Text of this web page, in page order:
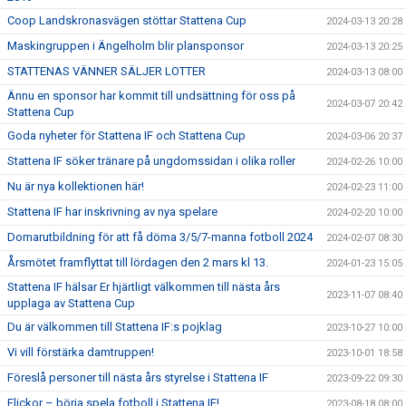
Coop Landskronasvägen stöttar Stattena Cup
2024-03-13 20:28
Maskingruppen i Ängelholm blir plansponsor 2024-03-13 20:25
STATTENAS VÄNNER SÄLJER LOTTER 2024-03-13 08:00
Ännu en sponsor har kommit till undsättning för oss på
Stattena Cup
2024-03-07 20:42
Goda nyheter för Stattena IF och Stattena Cup 2024-03-06 20:37
Stattena IF söker tränare på ungdomssidan i olika roller 2024-02-26 10:00
Nu är nya kollektionen här! 2024-02-23 11:00
Stattena IF har inskrivning av nya spelare 2024-02-20 10:00
Domarutbildning för att få döma 3/5/7-manna fotboll 2024 2024-02-07 08:30
Årsmötet framflyttat till lördagen den 2 mars kl 13. 2024-01-23 15:05
Stattena IF hälsar Er hjärtligt välkommen till nästa års
upplaga av Stattena Cup
2023-11-07 08:40
Du är välkommen till Stattena IF:s pojklag 2023-10-27 10:00
Vi vill förstärka damtruppen! 2023-10-01 18:58
Föreslå personer till nästa års styrelse i Stattena IF 2023-09-22 09:30
Flickor – börja spela fotboll i Stattena IF!